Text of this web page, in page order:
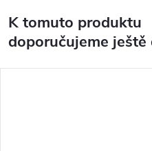
K tomuto produktu
doporučujeme